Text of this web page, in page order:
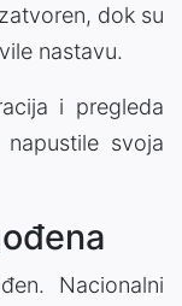
dok su
nastavu.
i pregleda
svoja
Nacionalni